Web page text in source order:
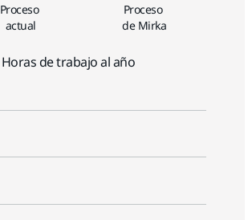
Proceso
actual
Proceso
de Mirka
Horas de trabajo al año